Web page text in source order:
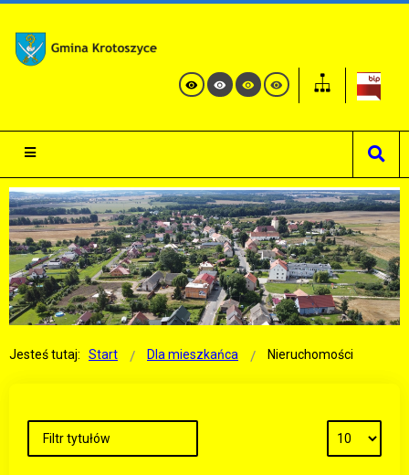
Jesteś tutaj: Start Dla mieszkańca Nieruchomości